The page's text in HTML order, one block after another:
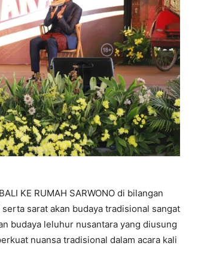
KE RUMAH SARWONO di bilangan
sarat akan budaya tradisional sangat
budaya leluhur nusantara yang diusung
nuansa tradisional dalam acara kali